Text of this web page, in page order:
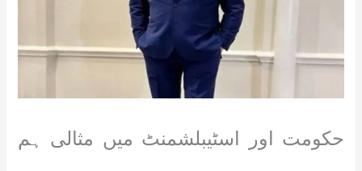
حکومت اور اسٹیبلشمنٹ میں مثالی ہم